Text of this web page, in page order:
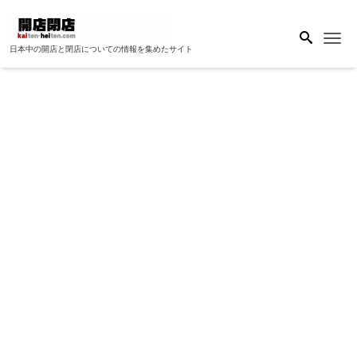
日本中の開店と閉店についての情報を集めたサイト